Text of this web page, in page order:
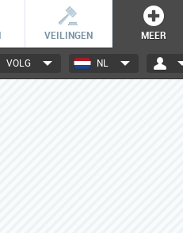
VEILINGEN MEER
NL
VOLG